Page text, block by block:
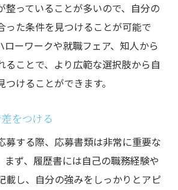
整っていることが多いので、自分の
った条件を見つけることが可能で
ローワークや就職フェア、知人から
ることで、より広範な選択肢から自
けることができます。
をつける
募する際、応募書類は非常に重要な
まず、履歴書には自己の職務経験や
載し、自分の強みをしっかりとアピ